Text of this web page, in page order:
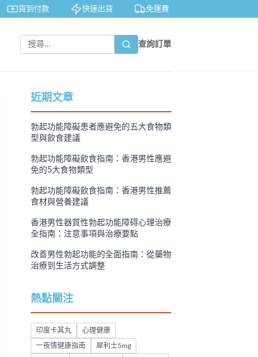
貨到付款 快速出貨 免運費
查詢訂單
近期文章
勃起功能障礙患者應避免的五大食物類
型與飲食建議
勃起功能障礙飲食指南：香港男性應避
免的5大食物類型
勃起功能障礙飲食指南：香港男性推薦
食材與營養建議
香港男性器質性勃起功能障碍心理治療
全指南：注意事項與治療要點
改善男性勃起功能的全面指南：從藥物
治療到生活方式調整
熱點關注
印度卡其丸 心理健康
一夜情健康指南 犀利士5mg